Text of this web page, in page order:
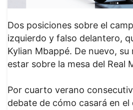
Dos posiciones sobre el
izquierdo y falso delantero,
Kylian Mbappé. De nuevo, su
estar sobre la mesa del Real
Por cuarto verano
debate de cómo casará en